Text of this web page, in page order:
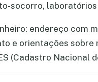
socorro,
endereço com
e orientações sobre
(Cadastro Nacional